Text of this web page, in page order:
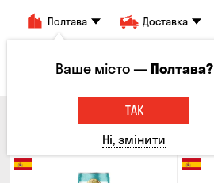
Полтава Доставка
Пиво Сидр Вино
Ваше місто —Полтава?
ТАК
Ні, змінити